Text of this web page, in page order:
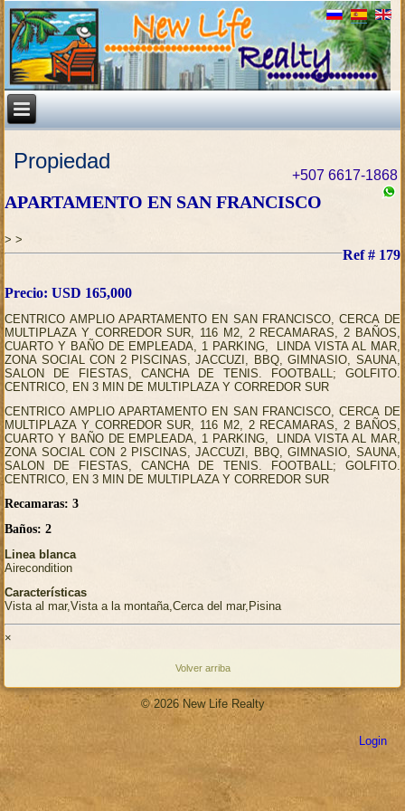
Propiedad
APARTAMENTO EN SAN FRANCISCO
+507 6617-1868
>>
Ref # 179
Precio: USD 165,000
CENTRICO AMPLIO APARTAMENTO EN SAN FRANCISCO, CERCA DE
MULTIPLAZA Y CORREDOR SUR, 116 M2, 2 RECAMARAS, 2 BAÑOS,
CUARTO Y BAÑO DE EMPLEADA, 1 PARKING, LINDA VISTA AL MAR,
ZONA SOCIAL CON 2 PISCINAS, JACCUZI, BBQ, GIMNASIO, SAUNA,
SALON DE FIESTAS, CANCHA DE TENIS. FOOTBALL; GOLFITO.
CENTRICO, EN 3 MIN DE MULTIPLAZA Y CORREDOR SUR
CENTRICO AMPLIO APARTAMENTO EN SAN FRANCISCO, CERCA DE
MULTIPLAZA Y CORREDOR SUR, 116 M2, 2 RECAMARAS, 2 BAÑOS,
CUARTO Y BAÑO DE EMPLEADA, 1 PARKING, LINDA VISTA AL MAR,
ZONA SOCIAL CON 2 PISCINAS, JACCUZI, BBQ, GIMNASIO, SAUNA,
SALON DE FIESTAS, CANCHA DE TENIS. FOOTBALL; GOLFITO.
CENTRICO, EN 3 MIN DE MULTIPLAZA Y CORREDOR SUR
Recamaras: 3
Baños: 2
Linea blanca
Airecondition
Características
Vista al mar,Vista a la montaña,Cerca del mar,Pisina
×
Volver arriba
© 2026 New Life Realty
Login